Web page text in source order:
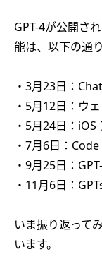
GPT-4が公開さ
能は、以下の通り
・3月23日：
・5月12日：ウ
・5月24日：
・7月6日：
・9月25日：
・11月6日：
いま振り返って
います。